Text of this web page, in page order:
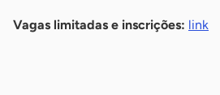
Vagas limitadas e inscrições: link